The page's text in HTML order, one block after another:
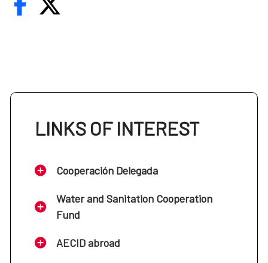
LINKS OF INTEREST
Cooperación Delegada
Water and Sanitation Cooperation
Fund
AECID abroad